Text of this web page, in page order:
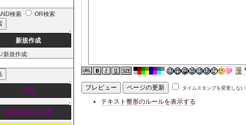
タイムスタンプを変更しない
テキスト整形のルールを表示する
検索 OR検索
↑
新規作成
新規作成:
↑
人数
↑
時刻&現在の人数